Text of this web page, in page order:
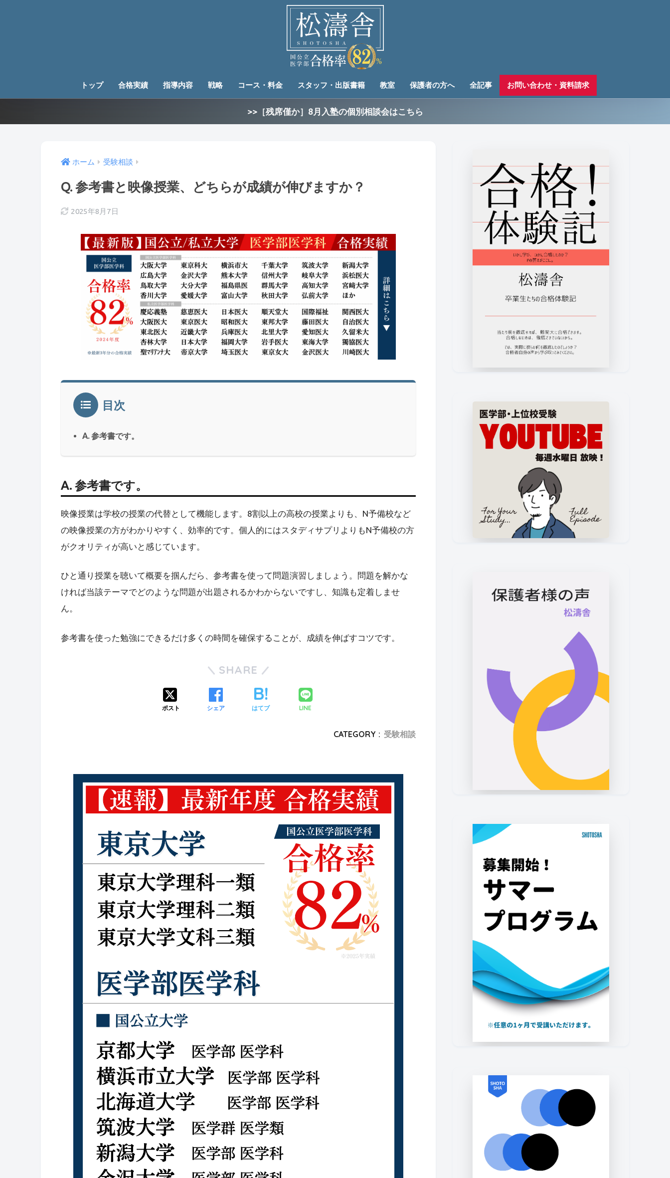
トップ 合格実績 指導内容 戦略 コース・料金 スタッフ・出版書籍 教室 保護者の方へ 全記事 お問い合わせ・資料請求
>>［残席僅か］8月入塾の個別相談会はこちら
ホーム 受験相談
Q. 参考書と映像授業、どちらが成績が伸びますか？
2025年8月7日
目次
A. 参考書です。
A. 参考書です。
映像授業は学校の授業の代替として機能します。8割以上の高校の授業よりも、N予備校など
の映像授業の方がわかりやすく、効率的です。個人的にはスタディサプリよりもN予備校の方
がクオリティが高いと感じています。
ひと通り授業を聴いて概要を掴んだら、参考書を使って問題演習しましょう。問題を解かな
ければ当該テーマでどのような問題が出題されるかわからないですし、知識も定着しませ
ん。
参考書を使った勉強にできるだけ多くの時間を確保することが、成績を伸ばすコツです。
SHARE
ポスト シェア はてブ LINE
CATEGORY : 受験相談